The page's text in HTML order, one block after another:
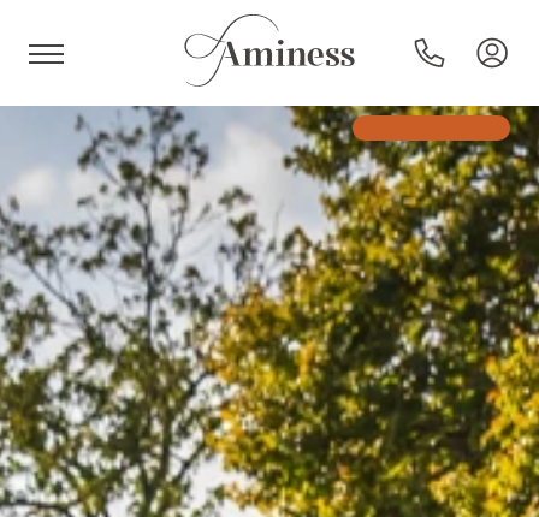
HR
Hoteli in resorti
Kampi
Posebne ponudbe
Destinacije
Vrste počitnic